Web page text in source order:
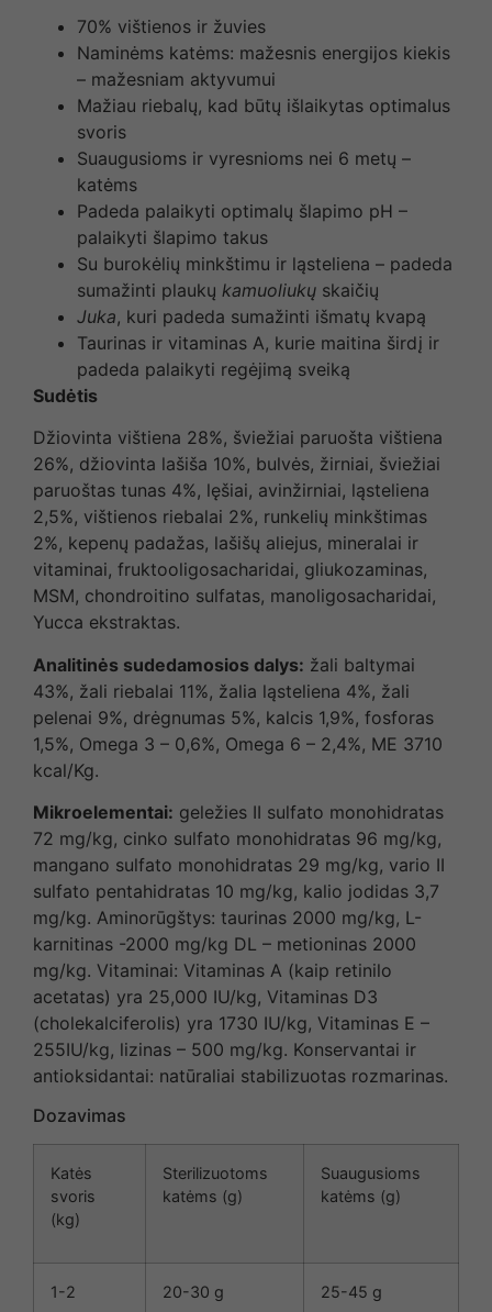
70% vištienos ir žuvies
Naminėms katėms: mažesnis energijos kiekis
– mažesniam aktyvumui
Mažiau riebalų, kad būtų išlaikytas optimalus
svoris
Suaugusioms ir vyresnioms nei 6 metų –
katėms
Padeda palaikyti optimalų šlapimo pH –
palaikyti šlapimo takus
Su burokėlių minkštimu ir ląsteliena – padeda
sumažinti plaukų kamuoliukų skaičių
Juka, kuri padeda sumažinti išmatų kvapą
Taurinas ir vitaminas A, kurie maitina širdį ir
padeda palaikyti regėjimą sveiką
Sudėtis
Džiovinta vištiena 28%, šviežiai paruošta vištiena
26%, džiovinta lašiša 10%, bulvės, žirniai, šviežiai
paruoštas tunas 4%, lęšiai, avinžirniai, ląsteliena
2,5%, vištienos riebalai 2%, runkelių minkštimas
2%, kepenų padažas, lašišų aliejus, mineralai ir
vitaminai, fruktooligosacharidai, gliukozaminas,
MSM, chondroitino sulfatas, manoligosacharidai,
Yucca ekstraktas.
Analitinės sudedamosios dalys: žali baltymai
43%, žali riebalai 11%, žalia ląsteliena 4%, žali
pelenai 9%, drėgnumas 5%, kalcis 1,9%, fosforas
1,5%, Omega 3 – 0,6%, Omega 6 – 2,4%, ME 3710
kcal/Kg.
Mikroelementai: geležies II sulfato monohidratas
72 mg/kg, cinko sulfato monohidratas 96 mg/kg,
mangano sulfato monohidratas 29 mg/kg, vario II
sulfato pentahidratas 10 mg/kg, kalio jodidas 3,7
mg/kg. Aminorūgštys: taurinas 2000 mg/kg, L-
karnitinas -2000 mg/kg DL – metioninas 2000
mg/kg. Vitaminai: Vitaminas A (kaip retinilo
acetatas) yra 25,000 IU/kg, Vitaminas D3
(cholekalciferolis) yra 1730 IU/kg, Vitaminas E –
255IU/kg, lizinas – 500 mg/kg. Konservantai ir
antioksidantai: natūraliai stabilizuotas rozmarinas.
Dozavimas
Katės
svoris
(kg)
Sterilizuotoms
katėms (g)
Suaugusioms
katėms (g)
1-2 20-30 g 25-45 g